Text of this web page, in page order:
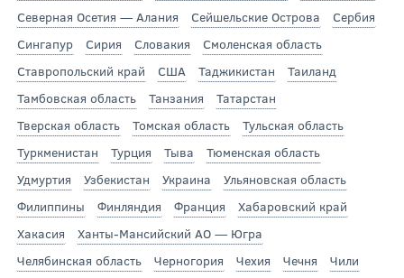
Северная Осетия — Алания
Сейшельские Острова
Сербия
Сингапур
Сирия Словакия
Смоленская область
Ставропольский край
США Таджикистан
Таиланд
Тамбовская область
Танзания
Татарстан
Тверская область
Томская область
Тульская область
Туркменистан
Турция Тыва
Тюменская область
Удмуртия
Узбекистан Украина
Ульяновская область
Филиппины
Финляндия Франция
Хабаровский край
Хакасия
Ханты-Мансийский АО — Югра
Челябинская область
Черногория Чехия Чечня
Чили